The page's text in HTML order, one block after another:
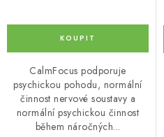
CalmFocus podporuje
psychickou pohodu, normální
činnost nervové soustavy a
normální psychickou činnost
během náročných...